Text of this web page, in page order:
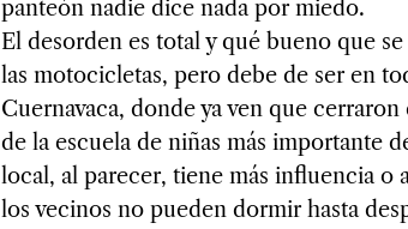
panteón nadie dice nada por miedo.
El desorden es total y qué bueno que
las motocicletas, pero debe de ser en
Cuernavaca, donde ya ven que
de la escuela de niñas más importante
local, al parecer, tiene más influencia
los vecinos no pueden dormir hasta